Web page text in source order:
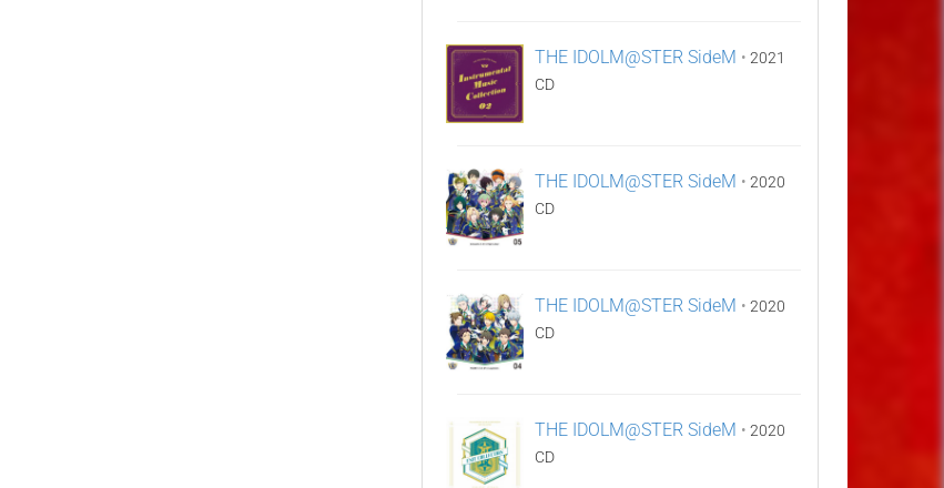
THE IDOLM@STER SideM • 2021
CD
THE IDOLM@STER SideM • 2020
CD
THE IDOLM@STER SideM • 2020
CD
THE IDOLM@STER SideM • 2020
CD